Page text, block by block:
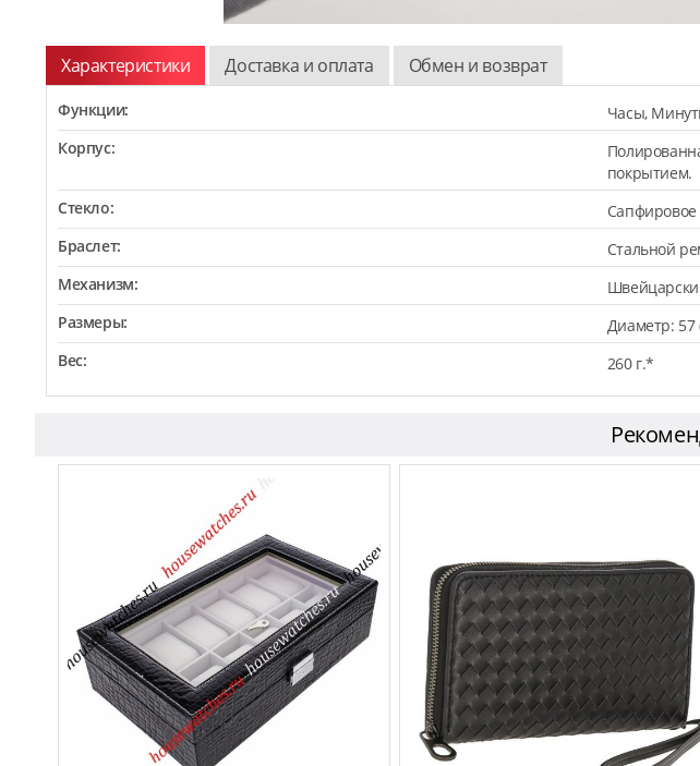
Характеристики Доставка и оплата Обмен и возврат
Функции:
Часы,
Корпус:
покрытием.
Стекло:
Сапфировое
Браслет:
Стальной
Механизм:
Размеры:
Диаметр:
Вес:
260 г.*